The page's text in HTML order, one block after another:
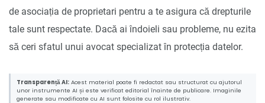
de asociația de proprietari pentru a te asigura că drepturile
tale sunt respectate. Dacă ai îndoieli sau probleme, nu ezita
să ceri sfatul unui avocat specializat în protecția datelor.
Transparență AI: Acest material poate fi redactat sau structurat cu ajutorul
unor instrumente AI și este verificat editorial înainte de publicare. Imaginile
generate sau modificate cu AI sunt folosite cu rol ilustrativ.